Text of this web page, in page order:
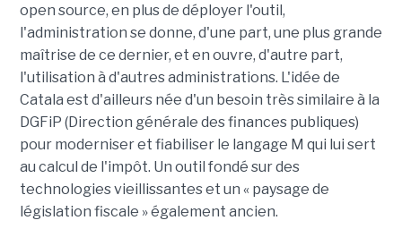
open source, en plus de déployer l'outil,
l'administration se donne, d'une part, une plus grande
maîtrise de ce dernier, et en ouvre, d'autre part,
l'utilisation à d'autres administrations. L'idée de
Catala est d'ailleurs née d'un besoin très similaire à la
DGFiP (Direction générale des finances publiques)
pour moderniser et fiabiliser le langage M qui lui sert
au calcul de l'impôt. Un outil fondé sur des
technologies vieillissantes et un « paysage de
législation fiscale » également ancien.